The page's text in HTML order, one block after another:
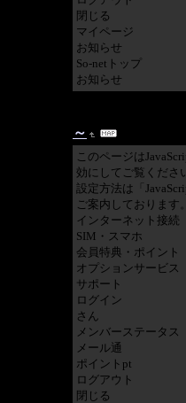
閉じる
マイページ
お知らせ
So-netトップ
お知らせ
～
このページは
効にしてご覧くださ
設定方法は「
ご案内しております。
インターネット接続
SIM・スマホ
会員特典・ポイント
オプションサービス
サポート
ログイン
さん
メンバーステータス
メール通
ポイントpt
ログアウト
閉じる